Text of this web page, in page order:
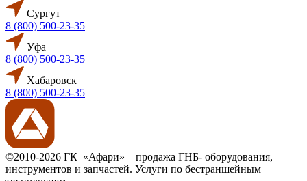
Сургут
8 (800) 500-23-35
Уфа
8 (800) 500-23-35
Хабаровск
8 (800) 500-23-35
©2010-2026 ГК «Афари» – продажа ГНБ- оборудования,
инструментов и запчастей. Услуги по бестраншейным